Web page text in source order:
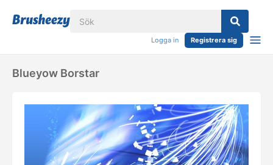
Logga in Registrera sig
Blueyow Borstar